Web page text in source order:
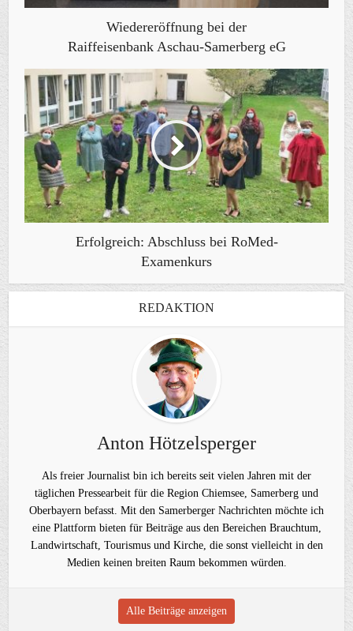
Wiedereröffnung bei der
Raiffeisenbank Aschau-Samerberg eG
Erfolgreich: Abschluss bei RoMed-
Examenkurs
REDAKTION
Anton Hötzelsperger
Als freier Journalist bin ich bereits seit vielen Jahren mit der
täglichen Pressearbeit für die Region Chiemsee, Samerberg und
Oberbayern befasst. Mit den Samerberger Nachrichten möchte ich
eine Plattform bieten für Beiträge aus den Bereichen Brauchtum,
Landwirtschaft, Tourismus und Kirche, die sonst vielleicht in den
Medien keinen breiten Raum bekommen würden.
Alle Beiträge anzeigen